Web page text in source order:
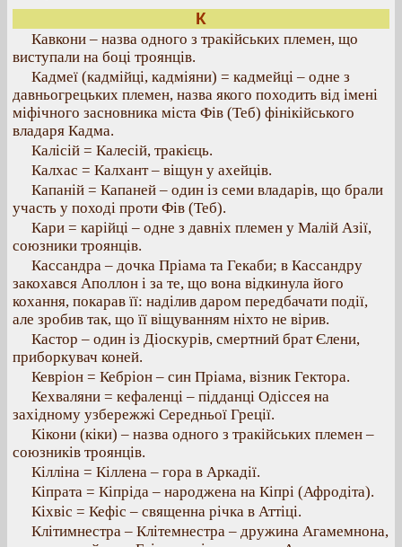
К
Кавкони – назва одного з тракійських племен, що
виступали на боці троянців.
Кадмеї (кадмійці, кадміяни) = кадмейці – одне з
давньогрецьких племен, назва якого походить від імені
міфічного засновника міста Фів (Теб) фінікійського
владаря Кадма.
Калісій = Калесій, тракієць.
Калхас = Калхант – віщун у ахейців.
Капаній = Капаней – один із семи владарів, що брали
участь у поході проти Фів (Теб).
Кари = карійці – одне з давніх племен у Малій Азії,
союзники троянців.
Кассандра – дочка Пріама та Гекаби; в Кассандру
закохався Аполлон і за те, що вона відкинула його
кохання, покарав її: наділив даром передбачати події,
але зробив так, що її віщуванням ніхто не вірив.
Кастор – один із Діоскурів, смертний брат Єлени,
приборкувач коней.
Кевріон = Кебріон – син Пріама, візник Гектора.
Кехваляни = кефаленці – підданці Одіссея на
західному узбережжі Середньої Греції.
Кікони (кіки) – назва одного з тракійських племен –
союзників троянців.
Кілліна = Кіллена – гора в Аркадії.
Кіпрата = Кіпріда – народжена на Кіпрі (Афродіта).
Кіхвіс = Кефіс – священна річка в Аттіці.
Клітимнестра – Клітемнестра – дружина Агамемнона,